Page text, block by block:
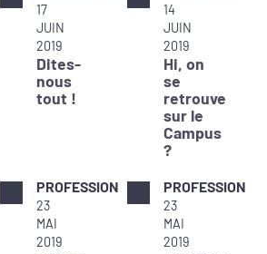
17
JUIN
2019
Dites-
nous
tout !
14
JUIN
2019
Hi, on
se
retrouve
sur le
Campus
?
PROFESSION
23
MAI
2019
PROFESSION
23
MAI
2019